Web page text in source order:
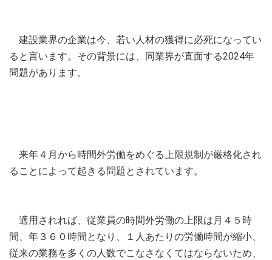
建設業界の企業は今、若い人材の獲得に必死になってい
ると言います。その背景には、同業界が直面する2024年
問題があります。
来年４月から時間外労働をめぐる上限規制が厳格化され
ることによって起きる問題とされています。
適用されれば、従業員の時間外労働の上限は月４５時
間、年３６０時間となり、１人あたりの労働時間が縮小、
従来の業務を多くの人数でこなさなくてはならないため、